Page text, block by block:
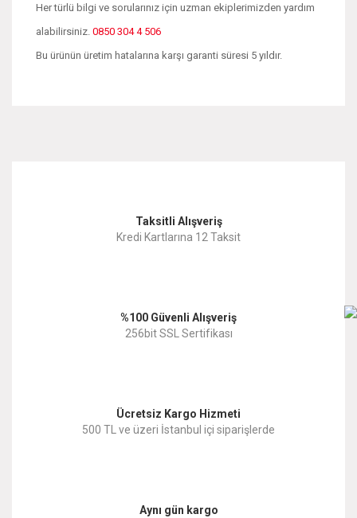
Her türlü bilgi ve sorularınız için uzman ekiplerimizden yardım
alabilirsiniz. 0850 304 4 506
Bu ürünün üretim hatalarına karşı garanti süresi 5 yıldır.
Ürün resmi kalitesiz, bozuk veya görüntülenemiyor.
Ürün fiyatı diğer sitelerden daha pahalı.
Taksitli Alışveriş
Kredi Kartlarına 12 Taksit
%100 Güvenli Alışveriş
256bit SSL Sertifikası
Ücretsiz Kargo Hizmeti
500 TL ve üzeri İstanbul içi siparişlerde
Aynı gün kargo